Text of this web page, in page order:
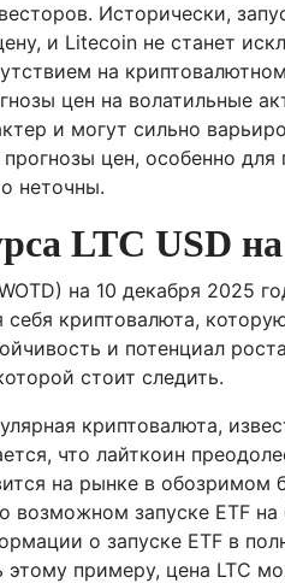
Исторически,
и Litecoin не станет
на
цен на волатильные
и могут сильно
цен, особенно
неточны.
LTC USD
на 10 декабря 2025
криптовалюта,
и потенциал
стоит следить.
криптовалюта,
что лайткоин
на рынке в
возможном запуске ETF
о запуске ETF в
этому примеру, цена LTC